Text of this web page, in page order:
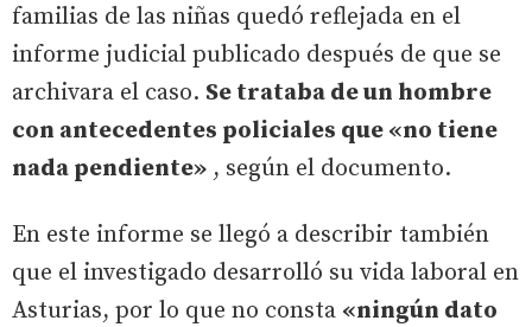
familias de las niñas quedó reflejada en el
informe judicial publicado después de que se
archivara el caso. Se trataba de un hombre
con antecedentes policiales que «no tiene
nada pendiente» , según el documento.
En este informe se llegó a describir también
que el investigado desarrolló su vida laboral en
Asturias, por lo que no consta «ningún dato